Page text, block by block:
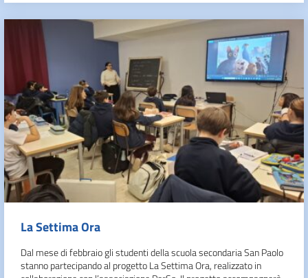
La Settima Ora
Dal mese di febbraio gli studenti della scuola secondaria San Paolo
stanno partecipando al progetto La Settima Ora, realizzato in